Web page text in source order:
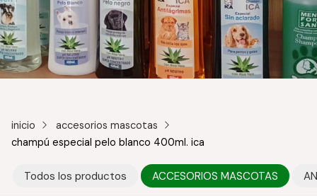
inicio
accesorios mascotas
champú especial pelo blanco 400ml. ica
Todos los productos ACCESORIOS MASCOTAS